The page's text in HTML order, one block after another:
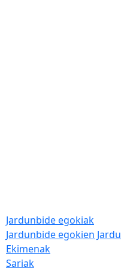
Jardunbide egokiak
Jardunbide egokien
Ekimenak
Sariak